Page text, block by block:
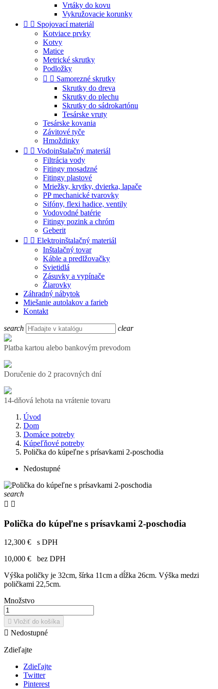
Vrtáky do kovu
Vykružovacie korunky
  Spojovací materiál
Kotviace prvky
Kotvy
Matice
Metrické skrutky
Podložky
  Samorezné skrutky
Skrutky do dreva
Skrutky do plechu
Skrutky do sádrokartónu
Tesárske vruty
Tesárske kovania
Závitové tyče
Hmoždinky
  Vodoinštalačný materiál
Filtrácia vody
Fitingy mosadzné
Fitingy plastové
Mriežky, krytky, dvierka, lapače
PP mechanické tvarovky
Sifóny, flexi hadice, ventily
Vodovodné batérie
Fitingy pozink a chróm
Geberit
  Elektroinštalačný materiál
Inštalačný tovar
Káble a predlžovačky
Svietidlá
Zásuvky a vypínače
Žiarovky
Záhradný nábytok
Miešanie autolakov a farieb
Kontakt
search clear
Platba kartou alebo bankovým prevodom
Doručenie do 2 pracovných dní
14-dňová lehota na vrátenie tovaru
Úvod
Dom
Domáce potreby
Kúpeľňové potreby
Polička do kúpeľne s prísavkami 2-poschodia
Nedostupné
search
 
Polička do kúpeľne s prísavkami 2-poschodia
12,300 €
s DPH
10,000 €
bez DPH
Výška poličky je 32cm, šírka 11cm a dĺžka 26cm. Výška medzi
poličkami 22,5cm.
Množstvo
 Vložiť do košíka
 Nedostupné
Zdieľajte
Zdieľajte
Twitter
Pinterest